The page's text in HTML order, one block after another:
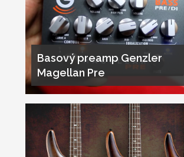
Basový preamp Genzler
Magellan Pre